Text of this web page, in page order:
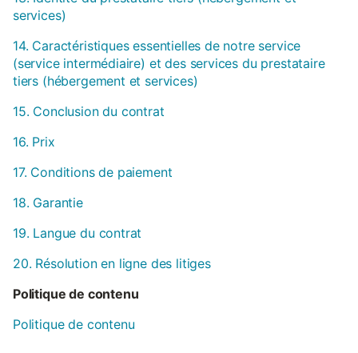
services)
14. Caractéristiques essentielles de notre service
(service intermédiaire) et des services du prestataire
tiers (hébergement et services)
15. Conclusion du contrat
16. Prix
17. Conditions de paiement
18. Garantie
19. Langue du contrat
20. Résolution en ligne des litiges
Politique de contenu
Politique de contenu